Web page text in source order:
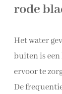
rode
Het water
buiten is
ervoor te
De